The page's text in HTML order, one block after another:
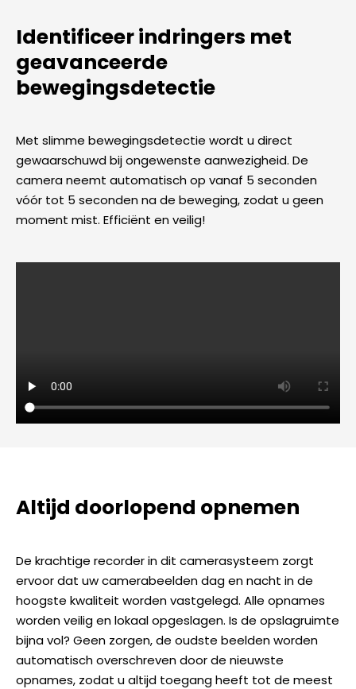
Identificeer indringers met
geavanceerde
bewegingsdetectie
Met slimme bewegingsdetectie wordt u direct
gewaarschuwd bij ongewenste aanwezigheid. De
camera neemt automatisch op vanaf 5 seconden
vóór tot 5 seconden na de beweging, zodat u geen
moment mist. Efficiënt en veilig!
Altijd doorlopend opnemen
De krachtige recorder in dit camerasysteem zorgt
ervoor dat uw camerabeelden dag en nacht in de
hoogste kwaliteit worden vastgelegd. Alle opnames
worden veilig en lokaal opgeslagen. Is de opslagruimte
bijna vol? Geen zorgen, de oudste beelden worden
automatisch overschreven door de nieuwste
opnames, zodat u altijd toegang heeft tot de meest